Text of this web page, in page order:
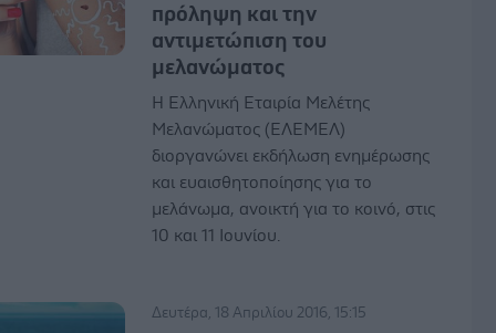
πρόληψη και την
αντιμετώπιση του
μελανώματος
Η Ελληνική Εταιρία Μελέτης
Μελανώματος (ΕΛΕΜΕΛ)
διοργανώνει εκδήλωση ενημέρωσης
και ευαισθητοποίησης για το
μελάνωμα, ανοικτή για το κοινό, στις
10 και 11 Ιουνίου.
Δευτέρα, 18 Απριλίου 2016, 15:15